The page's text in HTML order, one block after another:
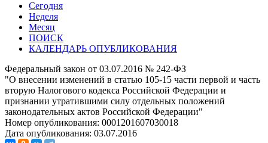
Сегодня
Неделя
Месяц
ПОИСК
КАЛЕНДАРЬ ОПУБЛИКОВАНИЯ
Федеральный закон от 03.07.2016 № 242-ФЗ
"О внесении изменений в статью 105-15 части первой и часть
вторую Налогового кодекса Российской Федерации и
признании утратившими силу отдельных положений
законодательных актов Российской Федерации"
Номер опубликования: 0001201607030018
Дата опубликования: 03.07.2016